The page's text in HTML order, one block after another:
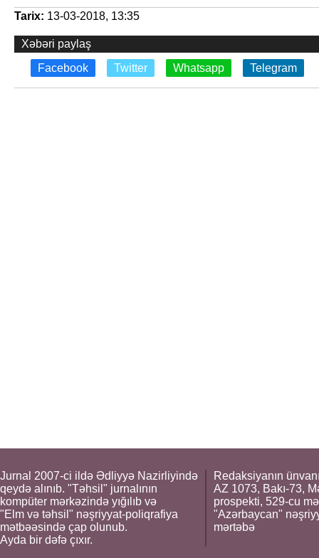
Tarix: 13-03-2018, 13:35
Xəbəri paylaş
Facebook
Twitter Whatsapp Telegram
Jurnal 2007-ci ildə Ədliyyə Nazirliyində
qeydə alınıb. "Təhsil" jurnalının
kompüter mərkəzində yığılıb və
"Elm və təhsil" nəşriyyat-poliqrafiya
mətbəəsində çap olunub.
Ayda bir dəfə çıxır.
Redaksiyanın
AZ 1073, Bakı-73,
prospekti, 529-cu
"Azərbaycan"
mərtəbə